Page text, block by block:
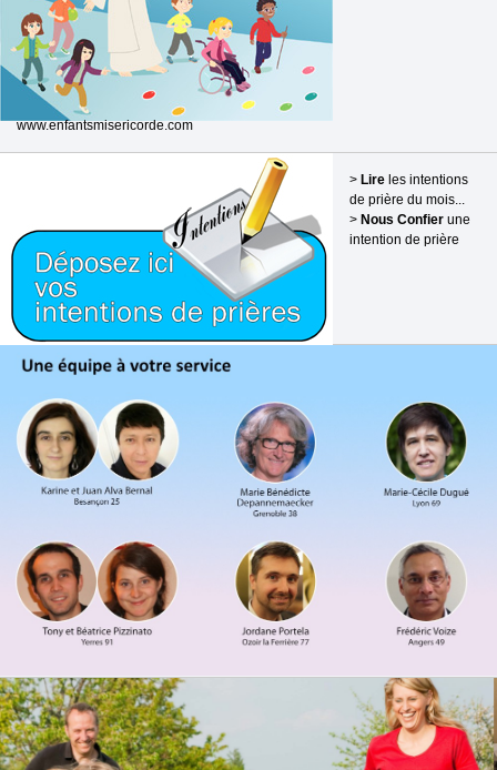
www.enfantsmisericorde.com
> Lire les intentions
de prière du mois...
> Nous Confier une
intention de prière